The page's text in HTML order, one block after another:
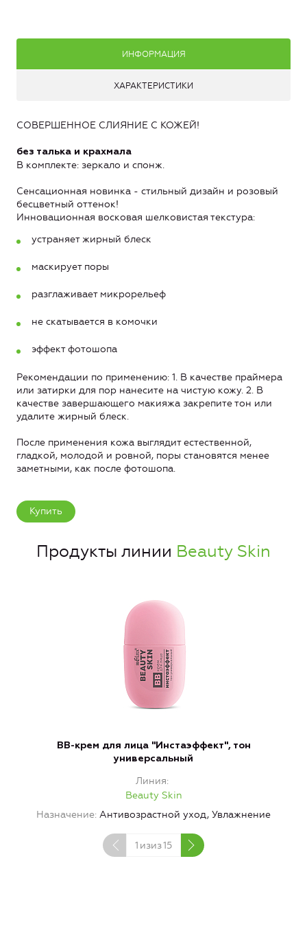
ИНФОРМАЦИЯ
ХАРАКТЕРИСТИКИ
СОВЕРШЕННОЕ СЛИЯНИЕ С КОЖЕЙ!
без талька и крахмала
В комплекте: зеркало и спонж.
Сенсационная новинка - стильный дизайн и розовый
бесцветный оттенок!
Инновационная восковая шелковистая текстура:
устраняет жирный блеск
маскирует поры
разглаживает микрорельеф
не скатывается в комочки
эффект фотошопа
Рекомендации по применению: 1. В качестве праймера
или затирки для пор нанесите на чистую кожу. 2. В
качестве завершающего макияжа закрепите тон или
удалите жирный блеск.
После применения кожа выглядит естественной,
гладкой, молодой и ровной, поры становятся менее
заметными, как после фотошопа.
Купить
Продукты линии Beauty Skin
BB-крем для лица "Инстаэффект", тон
универсальный
Линия
Beauty Skin
Назначение Антивозрастной уход, Увлажнение
1 изиз15